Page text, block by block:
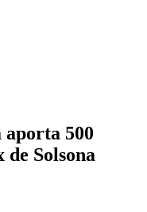
aporta 500
de Solsona